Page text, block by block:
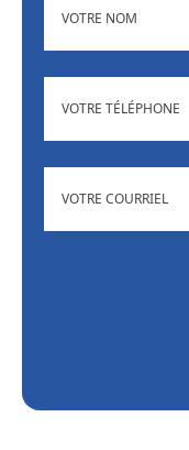
COURRIEL(NÉCESSAIRE)